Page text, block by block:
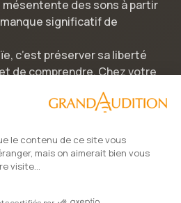
des sons à partir
significatif de
c’est préserver sa liberté
de comprendre. Chez votre
rencontrez notre
testez nos aides
un son naturel et
le contenu de ce site vous
mais on aimerait bien vous
visite...